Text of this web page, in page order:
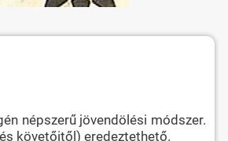
népszerű jövendölési módszer.
követőitől) eredeztethető.